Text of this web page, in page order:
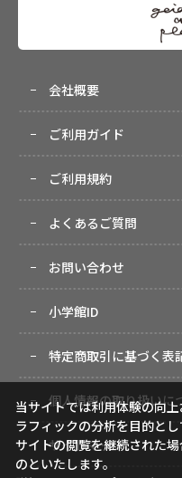
会社概要
ご利用ガイド
ご利用規約
よくあるご質問
お問い合わせ
小学館ID
特定商取引に基づく表
個人情報の取り扱いに
サイトマップ
当サイトでは利用体験の向
ラフィックの分析を目的と
サイトの閲覧を継続された
のといたします。